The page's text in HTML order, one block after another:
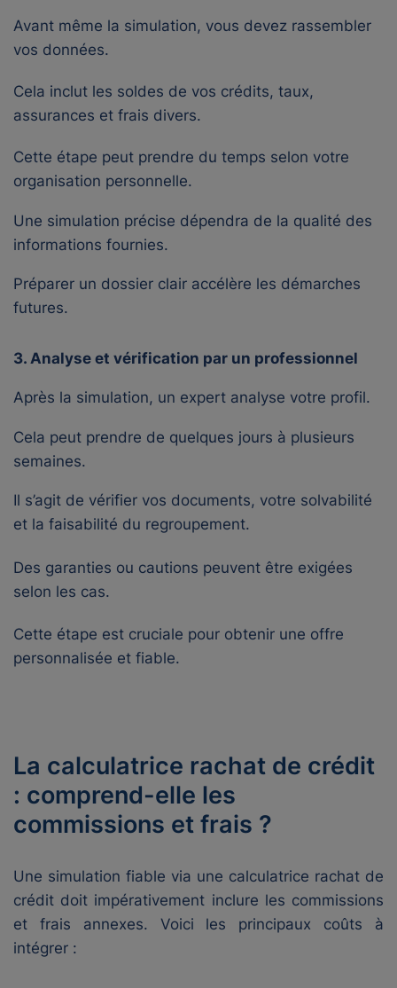
Avant même la simulation, vous devez rassembler
vos données.
Cela inclut les soldes de vos crédits, taux,
assurances et frais divers.
Cette étape peut prendre du temps selon votre
organisation personnelle.
Une simulation précise dépendra de la qualité des
informations fournies.
Préparer un dossier clair accélère les démarches
futures.
3. Analyse et vérification par un professionnel
Après la simulation, un expert analyse votre profil.
Cela peut prendre de quelques jours à plusieurs
semaines.
Il s’agit de vérifier vos documents, votre solvabilité
et la faisabilité du regroupement.
Des garanties ou cautions peuvent être exigées
selon les cas.
Cette étape est cruciale pour obtenir une offre
personnalisée et fiable.
La calculatrice rachat de crédit
: comprend-elle les
commissions et frais ?
Une simulation fiable via une calculatrice rachat de
crédit doit impérativement inclure les commissions
et frais annexes. Voici les principaux coûts à
intégrer :